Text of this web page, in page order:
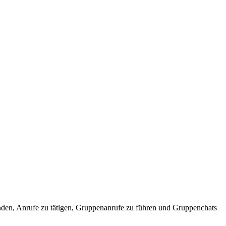
Anrufe zu tätigen, Gruppenanrufe zu führen und Gruppenchats